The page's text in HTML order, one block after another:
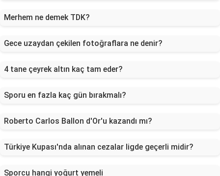
Merhem ne demek TDK?
Gece uzaydan çekilen fotoğraflara ne denir?
4 tane çeyrek altın kaç tam eder?
Sporu en fazla kaç gün bırakmalı?
Roberto Carlos Ballon d'Or'u kazandı mı?
Türkiye Kupası'nda alınan cezalar ligde geçerli midir?
Sporcu hangi yoğurt yemeli